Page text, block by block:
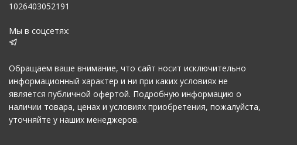
1026403052191
Мы в соцсетях:
Обращаем ваше внимание, что сайт носит исключительно
информационный характер и ни при каких условиях не
является публичной офертой. Подробную информацию о
наличии товара, ценах и условиях приобретения, пожалуйста,
уточняйте у наших менеджеров.